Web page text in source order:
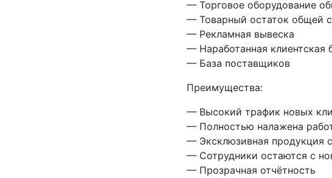
— Торговое оборудование
— Товарный остаток общей
— Рекламная вывеска
— Наработанная клиентская
— База поставщиков
Преимущества:
— Высокий трафик новых
— Полностью налажена
— Эксклюзивная продукция
— Сотрудники остаются с
— Прозрачная отчётность